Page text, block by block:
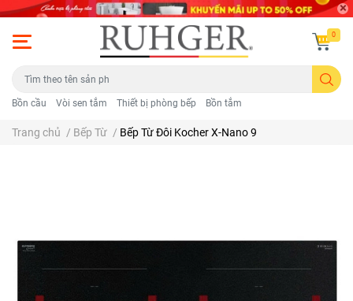
Bồn cầu Vòi sen tắm Thiết bị phòng bếp Bồn tắm
0
Trang chủ / Bếp Từ / Bếp Từ Đôi Kocher X-Nano 9